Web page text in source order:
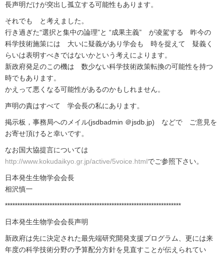
長声明だけが突出し孤立する可能性もあります。
それでも と考えました。
行き過ぎた“選択と集中の論理”と “成果主義” が凌駕する 昨今の
科学技術施策には 大いに疑義があり学会も 時を捉えて 疑義く
らいは表明すべきではないかという考えによります。
新政府発足のこの機は 数少ない科学技術政策転換の可能性を持つ
時でもあります。
かえって悪くなる可能性があるのかもしれません。
声明の責はすべて 学会長の私にあります。
掲示板，事務局へのメイル(jsdbadmin ＠jsdb.jp) などで ご意見を
お寄せ頂けると幸いです。
なお国大協提言については
http://www.kokudaikyo.gr.jp/active/5voice.htmlでご参照下さい。
日本発生生物学会会長
相沢慎一
***********************************************************************
日本発生生物学会会長声明
新政府は先に決定された最先端研究開発支援プログラム、更には来
年度の科学技術分野の予算配分方針を見直すことが伝えられてい